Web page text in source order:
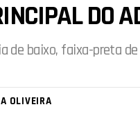
DO
de baixo, faixa-preta
OLIVEIRA